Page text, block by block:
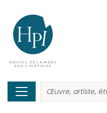
contenu
principal
Menu
secondaire
(header)